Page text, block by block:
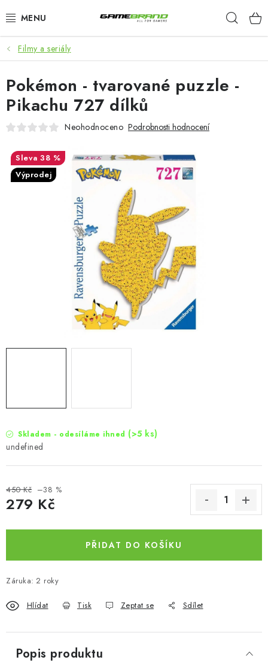
na
KATEGORIE
FILMY A SERIÁLY
HRY
PŘEDOBJEDNÁVKY
Doprava a platba Kontakt
Filmy a seriály
Skladem - odesíláme ihned (>5 ks)
undefined
450 Kč –38 %
279 Kč
PŘIDAT DO KOŠÍKU
Záruka: 2 roky
Tisk Zeptat se
Hlídat Sdílet
Pokémon - tvarované puzzle -
Pikachu 727 dílků
Neohodnoceno Podrobnosti hodnocení
38 %
Výprodej
Popis produktu